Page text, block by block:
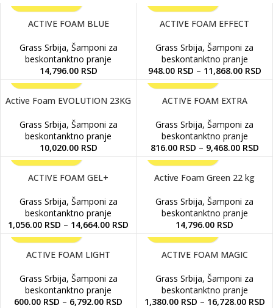
ACTIVE FOAM BLUE
Grass Srbija, Šamponi za
beskontanktno pranje
14,796.00 RSD
ACTIVE FOAM EFFECT
Grass Srbija,Šamponi za
beskontanktno pranje
948.00 RSD – 11,868.00 RSD
Active Foam EVOLUTION 23KG
Grass Srbija, Šamponi za
beskontanktno pranje
10,020.00 RSD
ACTIVE FOAM EXTRA
Grass Srbija,Šamponi za
beskontanktno pranje
816.00 RSD – 9,468.00 RSD
ACTIVE FOAM GEL+
Grass Srbija, Šamponi za
beskontanktno pranje
1,056.00 RSD – 14,664.00 RSD
Active Foam Green 22 kg
Grass Srbija,Šamponi za
beskontanktno pranje
14,796.00 RSD
ACTIVE FOAM LIGHT
Grass Srbija, Šamponi za
beskontanktno pranje
600.00 RSD – 6,792.00 RSD
ACTIVE FOAM MAGIC
Grass Srbija,Šamponi za
beskontanktno pranje
1,380.00 RSD – 16,728.00 RSD